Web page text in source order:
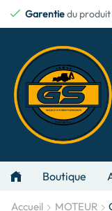
Garentiedu
Boutique
Accueil MOTEUR